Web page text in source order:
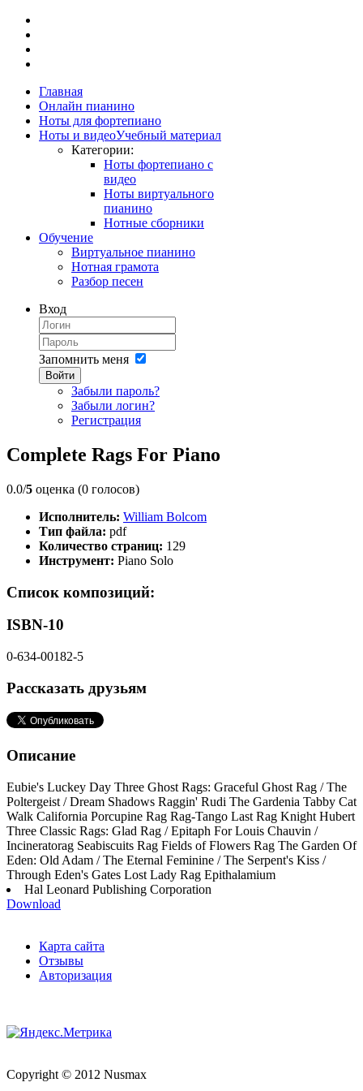
Главная
Онлайн пианино
Ноты для фортепиано
Ноты и видеоУчебный материал
Категории:
Ноты фортепиано с
видео
Ноты виртуального
пианино
Нотные сборники
Обучение
Виртуальное пианино
Нотная грамота
Разбор песен
Вход
Запомнить меня
Войти
Забыли пароль?
Забыли логин?
Регистрация
Complete Rags For Piano
0.0/5 оценка (0 голосов)
Исполнитель: William Bolcom
Тип файла: pdf
Количество страниц: 129
Инструмент: Piano Solo
Список композиций:
ISBN-10
0-634-00182-5
Рассказать друзьям
Описание
Eubie's Luckey Day Three Ghost Rags: Graceful Ghost Rag / The
Poltergeist / Dream Shadows Raggin' Rudi The Gardenia Tabby Cat
Walk California Porcupine Rag Rag-Tango Last Rag Knight Hubert
Three Classic Rags: Glad Rag / Epitaph For Louis Chauvin /
Incineratorag Seabiscuits Rag Fields of Flowers Rag The Garden Of
Eden: Old Adam / The Eternal Feminine / The Serpent's Kiss /
Through Eden's Gates Lost Lady Rag Epithalamium
Hal Leonard Publishing Corporation
Download
Карта сайта
Отзывы
Авторизация
Copyright © 2012 Nusmax